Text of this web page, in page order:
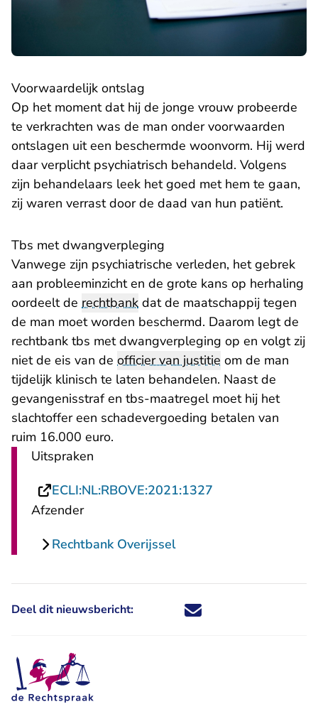
Voorwaardelijk ontslag
Op het moment dat hij de jonge vrouw probeerde
te verkrachten was de man onder voorwaarden
ontslagen uit een beschermde woonvorm. Hij werd
daar verplicht psychiatrisch behandeld. Volgens
zijn behandelaars leek het goed met hem te gaan,
zij waren verrast door de daad van hun patiënt.
Tbs met dwangverpleging
Vanwege zijn psychiatrische verleden, het gebrek
aan probleeminzicht en de grote kans op herhaling
oordeelt de rechtbank dat de maatschappij tegen
de man moet worden beschermd. Daarom legt de
rechtbank tbs met dwangverpleging op en volgt zij
niet de eis van de officier van justitie om de man
tijdelijk klinisch te laten behandelen. Naast de
gevangenisstraf en tbs-maatregel moet hij het
slachtoffer een schadevergoeding betalen van
ruim 16.000 euro.
Uitspraken
ECLI:NL:RBOVE:2021:1327
Afzender
Rechtbank Overijssel
Deel dit nieuwsbericht: Deel dit nieuwsbericht via X -
Deel dit nieuwsbericht via
Deel dit nieuwsbericht
Deel dit